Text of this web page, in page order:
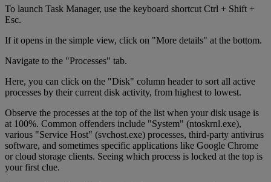
To launch Task Manager, use the keyboard shortcut Ctrl + Shift +
Esc.
If it opens in the simple view, click on "More details" at the bottom.
Navigate to the "Processes" tab.
Here, you can click on the "Disk" column header to sort all active
processes by their current disk activity, from highest to lowest.
Observe the processes at the top of the list when your disk usage is
at 100%. Common offenders include "System" (ntoskrnl.exe),
various "Service Host" (svchost.exe) processes, third-party antivirus
software, and sometimes specific applications like Google Chrome
or cloud storage clients. Seeing which process is locked at the top is
your first clue.